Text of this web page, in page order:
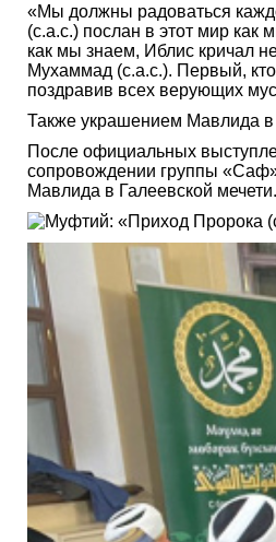
«Мы должны радоваться
(с.а.с.) послан в этот мир
как мы знаем, Иблис кричал
Мухаммад (с.а.с.). Первый,
поздравив всех верующих
Также украшением Мавлида в
После официальных
сопровождении группы
Мавлида в Галеевской мечети.